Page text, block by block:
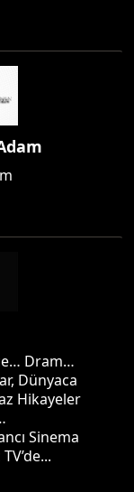
Dram…
Dünyaca
Hikayeler
Sinema